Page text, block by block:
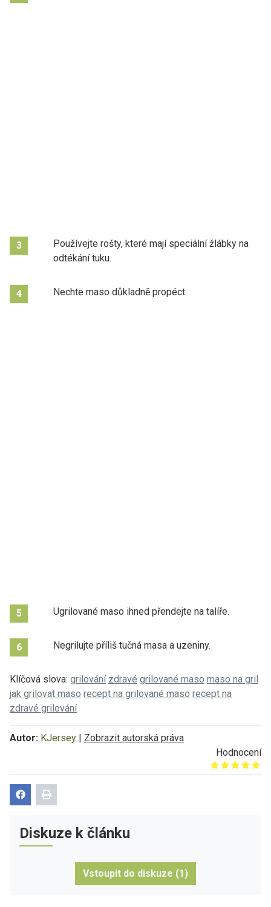
3
Používejte rošty, které mají speciální žlábky na
odtékání tuku.
4 Nechte maso důkladně propéct.
5 Ugrilované maso ihned přendejte na talíře.
6 Negrilujte příliš tučná masa a uzeniny.
Klíčová slova: grilování zdravé grilované maso maso na gril
jak grilovat maso recept na grilované maso recept na
zdravé grilování
Autor: KJersey | Zobrazit autorská práva
Hodnocení
Give it 1/5
Give it 2/5
Give it 3/5
Give it 4/5
Give it 5/5
Diskuze k článku
Vstoupit do diskuze (1)